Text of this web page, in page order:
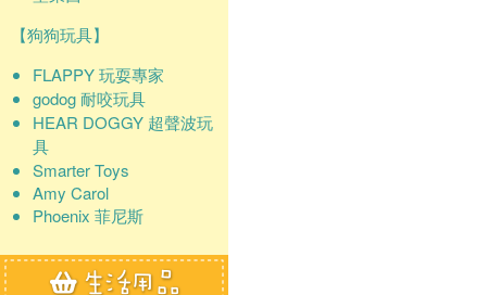
【狗狗玩具】
FLAPPY 玩耍專家
godog 耐咬玩具
HEAR DOGGY 超聲波玩
具
Smarter Toys
Amy Carol
Phoenix 菲尼斯